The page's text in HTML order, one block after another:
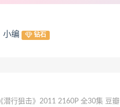
小编 钻石
潜行狙击》2011 2160P 全30集 豆瓣